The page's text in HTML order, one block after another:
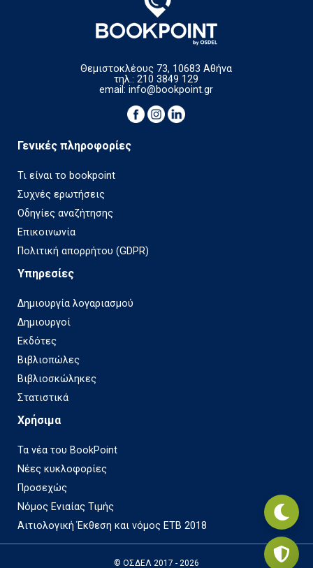
Θεμιστοκλέους 73, 10683 Αθήνα
τηλ.: 210 3849 129
email:info@bookpoint.gr
Γενικές πληροφορίες
Τι είναι το bookpoint
Συχνές ερωτήσεις
Οδηγίες αναζήτησης
Επικοινωνία
Πολιτική απορρήτου (GDPR)
Υπηρεσίες
Δημιουργία λογαριασμού
Δημιουργοί
Εκδότες
Βιβλιοπώλες
Βιβλιοσκώληκες
Στατιστικά
Χρήσιμα
Τα νέα του BookPoint
Νέες κυκλοφορίες
Προσεχώς
Νόμος Ενιαίας Τιμής
Αιτιολογική Έκθεση και νόμος ΕΤΒ 2018
© ΟΣΔΕΛ 2017 - 2026